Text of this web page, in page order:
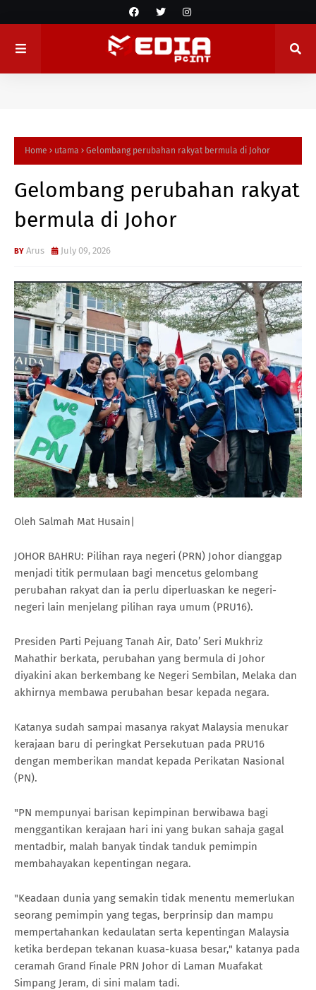
Home utama Gelombang perubahan rakyat bermula di Johor
Gelombang perubahan rakyat
bermula di Johor
Arus July 09, 2026
Oleh Salmah Mat Husain|
JOHOR BAHRU: Pilihan raya negeri (PRN) Johor dianggap
menjadi titik permulaan bagi mencetus gelombang
perubahan rakyat dan ia perlu diperluaskan ke negeri-
negeri lain menjelang pilihan raya umum (PRU16).
Presiden Parti Pejuang Tanah Air, Dato’ Seri Mukhriz
Mahathir berkata, perubahan yang bermula di Johor
diyakini akan berkembang ke Negeri Sembilan, Melaka dan
akhirnya membawa perubahan besar kepada negara.
Katanya sudah sampai masanya rakyat Malaysia menukar
kerajaan baru di peringkat Persekutuan pada PRU16
dengan memberikan mandat kepada Perikatan Nasional
(PN).
"PN mempunyai barisan kepimpinan berwibawa bagi
menggantikan kerajaan hari ini yang bukan sahaja gagal
mentadbir, malah banyak tindak tanduk pemimpin
membahayakan kepentingan negara.
"Keadaan dunia yang semakin tidak menentu memerlukan
seorang pemimpin yang tegas, berprinsip dan mampu
mempertahankan kedaulatan serta kepentingan Malaysia
ketika berdepan tekanan kuasa-kuasa besar," katanya pada
ceramah Grand Finale PRN Johor di Laman Muafakat
Simpang Jeram, di sini malam tadi.